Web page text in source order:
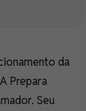
da
Prepara
Seu